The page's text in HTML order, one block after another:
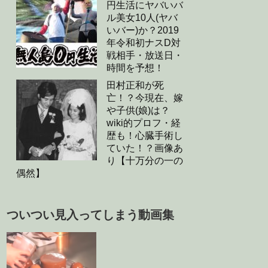
円生活にヤバいバ
ル美女10人(ヤバ
いバー)か？2019
年令和初ナスD対
戦相手・放送日・
時間を予想！
田村正和が死
亡！？今現在、嫁
や子供(娘)は？
wiki的プロフ・経
歴も！心臓手術し
ていた！？画像あ
り【十万分の一の
偶然】
ついつい見入ってしまう動画集